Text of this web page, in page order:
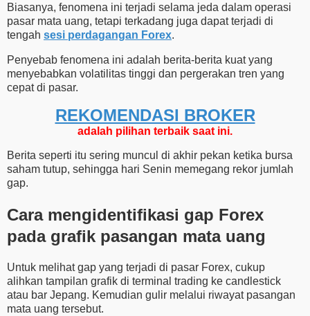
Biasanya, fenomena ini terjadi selama jeda dalam operasi
pasar mata uang, tetapi terkadang juga dapat terjadi di
tengah sesi perdagangan Forex.
Penyebab fenomena ini adalah berita-berita kuat yang
menyebabkan volatilitas tinggi dan pergerakan tren yang
cepat di pasar.
REKOMENDASI ​​BROKER
adalah pilihan terbaik saat ini.
Berita seperti itu sering muncul di akhir pekan ketika bursa
saham tutup, sehingga hari Senin memegang rekor jumlah
gap.
Cara mengidentifikasi gap Forex
pada grafik pasangan mata uang
Untuk melihat gap yang terjadi di pasar Forex, cukup
alihkan tampilan grafik di terminal trading ke candlestick
atau bar Jepang. Kemudian gulir melalui riwayat pasangan
mata uang tersebut.